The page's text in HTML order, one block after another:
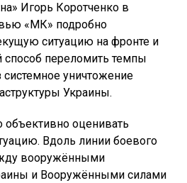
Игорь Коротченко в
«МК» подробно
ситуацию на фронте и
способ переломить темпы
уничтожение
Украины.
оценивать
Вдоль линии боевого
вооружёнными
и Вооружёнными силами